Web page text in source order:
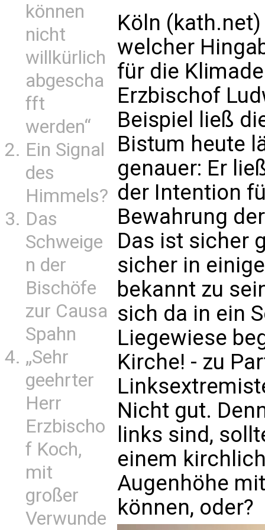
können
nicht
willkürlich
abgescha
fft
werden“
Ein Signal
des
Himmels?
Das
Schweige
n der
Bischöfe
zur Causa
Spahn
„Sehr
geehrter
Herr
Erzbischo
f Koch,
mit
großer
Verwunde
Köln
welcher
für die
Erzbischof
Beispiel ließ
Bistum heute
genauer: Er
der Intention
Bewahrung
Das ist sicher
sicher in
bekannt zu
sich da in ein
Liegewiese
Kirche! - zu
Nicht gut.
links sind,
einem
Augenhöhe
können, oder?